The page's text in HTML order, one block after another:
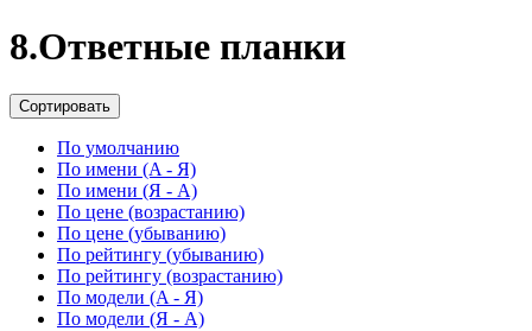
8.Ответные планки
Сортировать
По умолчанию
По имени (A - Я)
По имени (Я - A)
По цене (возрастанию)
По цене (убыванию)
По рейтингу (убыванию)
По рейтингу (возрастанию)
По модели (A - Я)
По модели (Я - A)